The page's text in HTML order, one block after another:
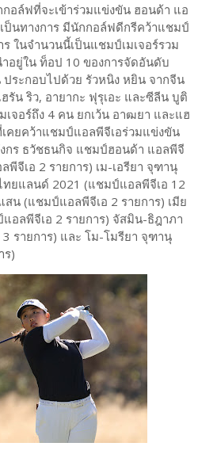
อล์ฟที่จะเข้าร่วมแข่งขัน ฮอนด้า แอ
ป็นทางการ มีนักกอล์ฟดีกรีคว้าแชมป์
ในจำนวนนี้เป็นแชมป์เมเจอร์รวม
อยู่ใน ท็อป 10 ของการจัดอันดับ
ระกอบไปด้วย รัวหนิง หยิน จากจีน
รัน ริว, อายากะ ฟุรุเอะ และซีลีน บูติ
เจอร์ถึง 4 คน ยกเว้น อาฒยา และแฮ
คยคว้าแชมป์แอลพีจีเอร่วมแข่งขัน
กร ธวัชธนกิจ แชมป์ฮอนด้า แอลพีจี
จีเอ 2 รายการ) เม-เอรียา จุฑานุ
ยแลนด์ 2021 (แชมป์แอลพีจีเอ 12
น (แชมป์แอลพีจีเอ 2 รายการ) เมีย
อลพีจีเอ 2 รายการ) จัสมิน-ธิฎาภา
รายการ) และ โม-โมรียา จุฑานุ
ร)